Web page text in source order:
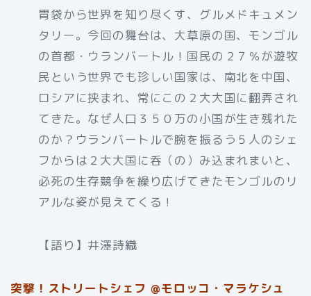
胃袋から世界を知り尽くす、グルメドキュメン
タリー。今回の舞台は、大草原の国、モンゴル
の首都・ウランバートル！国民の２７％が遊牧
民という世界でも珍しい国家は、南北を中国、
ロシアに挟まれ、常にこの２大大国に翻弄され
てきた。なぜ人口３５０万の小国が生き残れた
のか？ウランバートルで腕を振るう５人のシェ
フからは２大大国に呑（の）み込まれまいと、
必死の生存競争を繰り広げてきたモンゴルのリ
アルな姿が見えてくる！
【語り】井澤詩織
突撃！ストリートシェフ @モロッコ・マラケシュ